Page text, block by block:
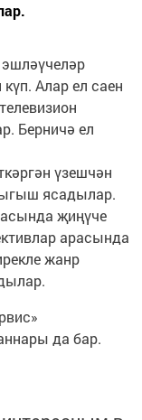
Алар ел саен
Берничә ел
үзешчән
ясадылар.
җиңүче
арасында
жанр
да бар.